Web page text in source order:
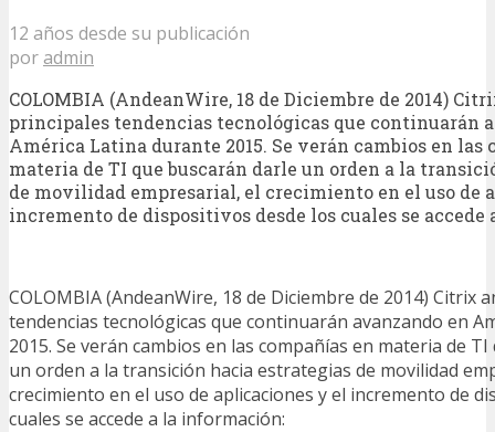
12 años desde su publicación
poradmin
COLOMBIA (AndeanWire, 18 de Diciembre de 2014)
principales tendencias tecnológicas que continuarán
América Latina durante 2015. Se verán cambios en las
materia de TI que buscarán darle un orden a la
de movilidad empresarial, el crecimiento en el uso de
incremento de dispositivos desde los cuales se
COLOMBIA (AndeanWire, 18 de Diciembre de 2014) Citrix
tendencias tecnológicas que continuarán avanzando en
2015. Se verán cambios en las compañías en materia de
un orden a la transición hacia estrategias de movilidad
crecimiento en el uso de aplicaciones y el incremento de
cuales se accede a la información: